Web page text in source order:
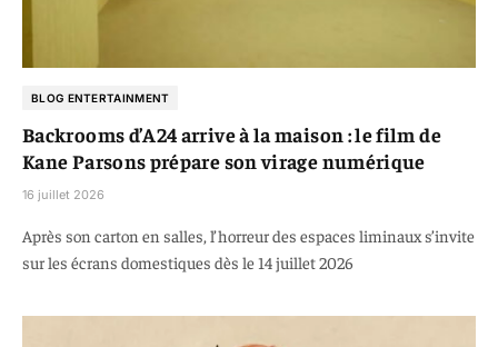
BLOG ENTERTAINMENT
Backrooms d’A24 arrive à la maison : le film de
Kane Parsons prépare son virage numérique
16 juillet 2026
Après son carton en salles, l’horreur des espaces liminaux s’invite
sur les écrans domestiques dès le 14 juillet 2026